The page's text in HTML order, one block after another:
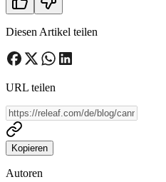
Diesen Artikel teilen
URL teilen
Kopieren
Autoren